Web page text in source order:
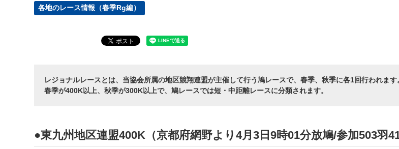
各地のレース情報（春季Rg編）
レジョナルレースとは、当協会所属の地区競翔連盟が主催して行う鳩レースで、春季、秋季に各1回行われま
春季が400K以上、秋季が300K以上で、鳩レースでは短・中距離レースに分類されます。
●東九州地区連盟400K（京都府網野より4月3日9時01分放鳩/参加503羽41